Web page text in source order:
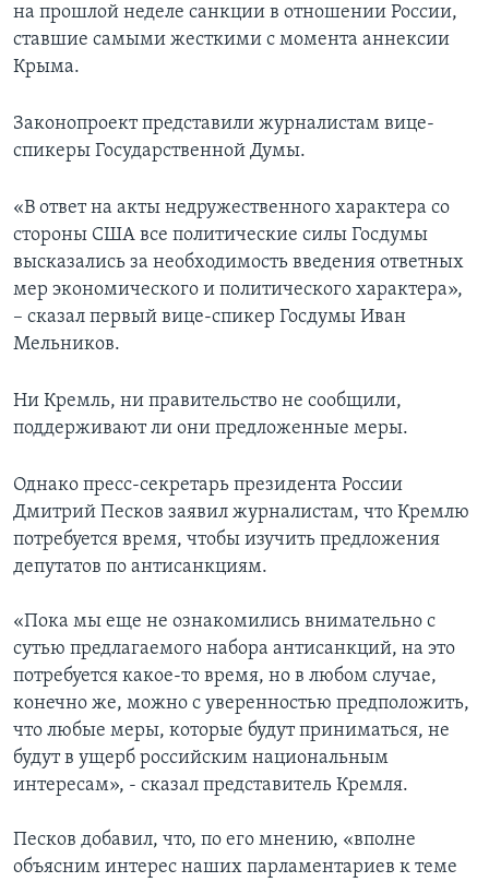
на прошлой неделе санкции в отношении России,
ставшие самыми жесткими с момента аннексии
Крыма.
Законопроект представили журналистам вице-
спикеры Государственной Думы.
«В ответ на акты недружественного характера со
стороны США все политические силы Госдумы
высказались за необходимость введения ответных
мер экономического и политического характера»,
– сказал первый вице-спикер Госдумы Иван
Мельников.
Ни Кремль, ни правительство не сообщили,
поддерживают ли они предложенные меры.
Однако пресс-секретарь президента России
Дмитрий Песков заявил журналистам, что Кремлю
потребуется время, чтобы изучить предложения
депутатов по антисанкциям.
«Пока мы еще не ознакомились внимательно с
сутью предлагаемого набора антисанкций, на это
потребуется какое-то время, но в любом случае,
конечно же, можно с уверенностью предположить,
что любые меры, которые будут приниматься, не
будут в ущерб российским национальным
интересам», - сказал представитель Кремля.
Песков добавил, что, по его мнению, «вполне
объясним интерес наших парламентариев к теме